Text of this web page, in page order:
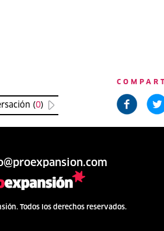
(0)
Todos los derechos reservados.